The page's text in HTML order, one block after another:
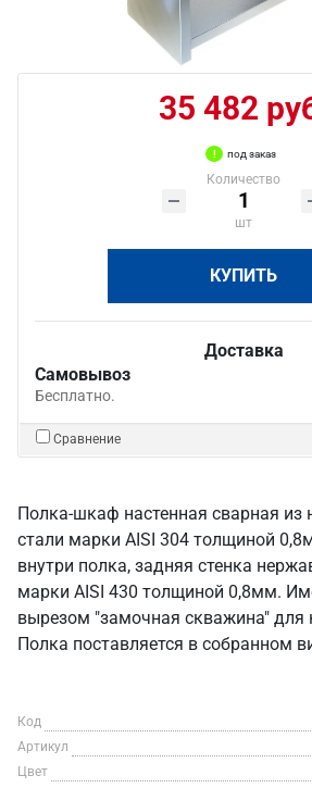
35 482
под заказ
Количество
шт
КУПИТЬ
Доставка
Самовывоз
Бесплатно.
Сравнение
Полка-шкаф настенная сварная
стали марки AISI 304 толщиной
внутри полка, задняя стенка
марки AISI 430 толщиной 0,8мм.
вырезом "замочная скважина" для
Полка поставляется в собранном
Код
Артикул
Цвет